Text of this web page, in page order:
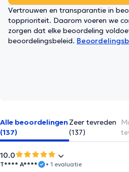
Vertrouwen en transparantie in
topprioriteit. Daarom voeren we
zorgen dat elke beoordeling
beoordelingsbeleid.
Alle beoordelingen
(137)
Zeer tevreden
(137)
10.0
T**** A**** • 1 evaluatie